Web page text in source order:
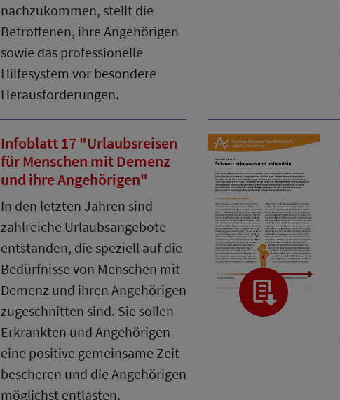
nachzukommen, stellt die
Betroffenen, ihre Angehörigen
sowie das professionelle
Hilfesystem vor besondere
Herausforderungen.
Infoblatt 17 "Urlaubsreisen
für Menschen mit Demenz
und ihre Angehörigen"
In den letzten Jahren sind
zahlreiche Urlaubsangebote
entstanden, die speziell auf die
Bedürfnisse von Menschen mit
Demenz und ihren Angehörigen
zugeschnitten sind. Sie sollen
Erkrankten und Angehörigen
eine positive gemeinsame Zeit
bescheren und die Angehörigen
möglichst entlasten.